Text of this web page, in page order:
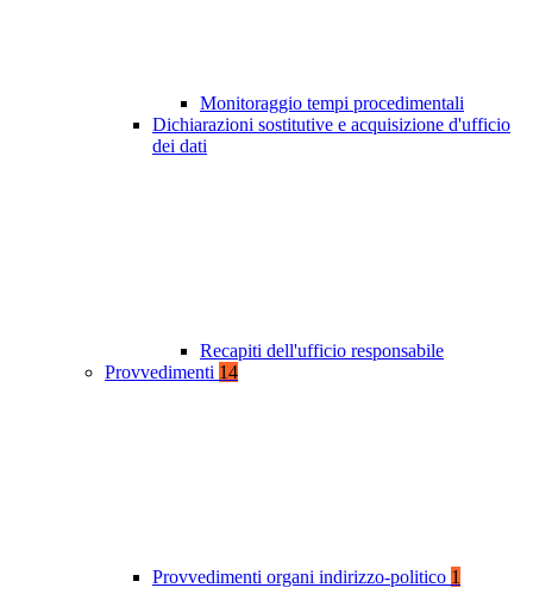
Monitoraggio tempi procedimentali
Dichiarazioni sostitutive e acquisizione d'ufficio
dei dati
Recapiti dell'ufficio responsabile
Provvedimenti 14
Provvedimenti organi indirizzo-politico 1